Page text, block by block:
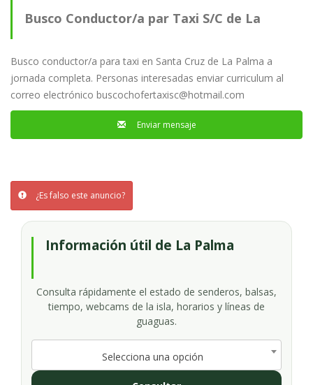
Busco Conductor/a par Taxi S/C de La
Palma
Busco conductor/a para taxi en Santa Cruz de La Palma a
jornada completa. Personas interesadas enviar curriculum al
correo electrónico buscochofertaxisc@hotmail.com
Enviar mensaje
¿Es falso este anuncio?
Información útil de La Palma
Consulta rápidamente el estado de senderos, balsas,
tiempo, webcams de la isla, horarios y líneas de
guaguas.
Selecciona una opción